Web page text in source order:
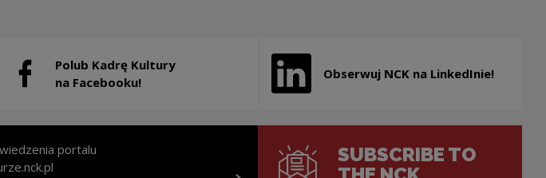
Polub Kadrę Kultury
na Facebooku!
Note, the link will open in a new window Obserwuj NCK na LinkedInie!
Note, the link will open in a new window
portalu
SUBSCRIBE TO